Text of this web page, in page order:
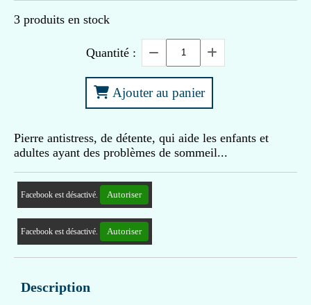
3 produits en stock
Quantité :
Ajouter au panier
Pierre antistress, de détente, qui aide les enfants et
adultes ayant des problèmes de sommeil...
Facebook est désactivé. Autoriser
Facebook est désactivé. Autoriser
Description